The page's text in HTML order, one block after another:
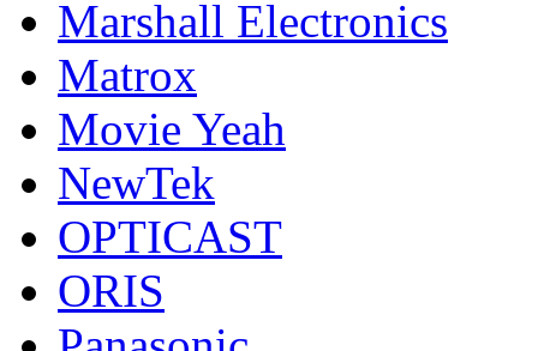
Marshall Electronics
Matrox
Movie Yeah
NewTek
OPTICAST
ORIS